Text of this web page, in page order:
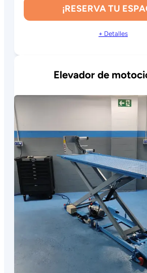
¡RESERVA TU
+ Detalles
Elevador de